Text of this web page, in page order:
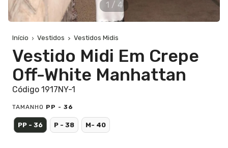
1 / 4
Início Vestidos Vestidos Midis
Vestido Midi Em Crepe
Off-White Manhattan
Código 1917NY-1
TAMANHO PP - 36
PP - 36 P - 38 M- 40